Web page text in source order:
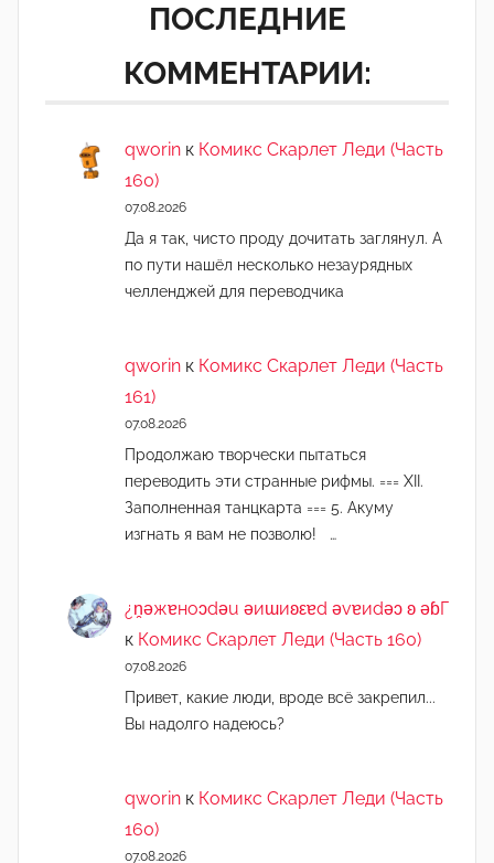
ПОСЛЕДНИЕ
КОММЕНТАРИИ:
qworin к Комикс Скарлет Леди (Часть
160)
07.08.2026
Да я так, чисто проду дочитать заглянул. А
по пути нашёл несколько незаурядных
челленджей для переводчика
qworin к Комикс Скарлет Леди (Часть
161)
07.08.2026
Продолжаю творчески пытаться
переводить эти странные рифмы. === XII.
Заполненная танцкарта === 5. Акуму
изгнать я вам не позволю! …
¿n̯ǝжɐноɔdǝu ǝиɯиʚεɐd ǝvɐиdǝɔ ʚ ǝɓГ
к Комикс Скарлет Леди (Часть 160)
07.08.2026
Привет, какие люди, вроде всё закрепил...
Вы надолго надеюсь?
qworin к Комикс Скарлет Леди (Часть
160)
07.08.2026